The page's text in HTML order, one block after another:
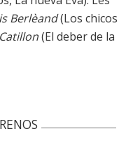
Berlèand(Los chicos
(El deber de la